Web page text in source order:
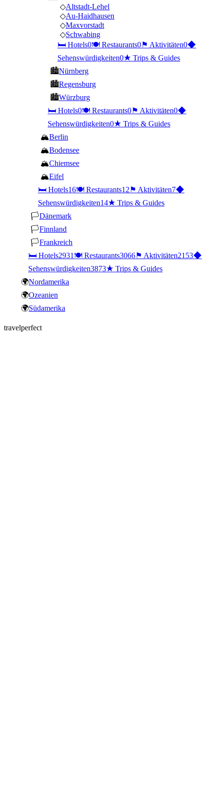
◇Altstadt-Lehel
◇Au-Haidhausen
◇Maxvorstadt
◇Schwabing
🛏 Hotels0🍽 Restaurants0⚑ Aktivitäten0◆
Sehenswürdigkeiten0★ Trips & Guides
🏙Nürnberg
🏙Regensburg
🏙Würzburg
🛏 Hotels0🍽 Restaurants0⚑ Aktivitäten0◆
Sehenswürdigkeiten0★ Trips & Guides
🏔Berlin
🏔Bodensee
🏔Chiemsee
🏔Eifel
🛏 Hotels16🍽 Restaurants12⚑ Aktivitäten7◆
Sehenswürdigkeiten14★ Trips & Guides
🏳Dänemark
🏳Finnland
🏳Frankreich
🛏 Hotels2931 🍽 Restaurants3066⚑ Aktivitäten2153◆
Sehenswürdigkeiten3873★ Trips & Guides
🌍Nordamerika
🌍Ozeanien
🌍Südamerika
travelperfect